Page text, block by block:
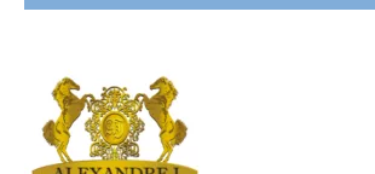
-
Parfum
quantità